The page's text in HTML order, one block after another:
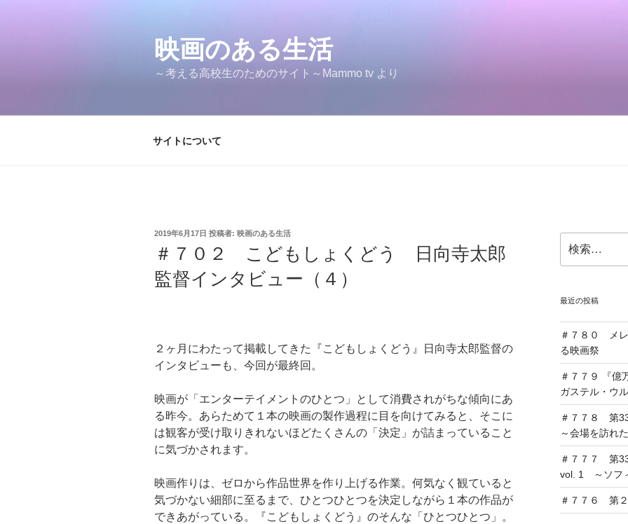
映画のある生活
～考える高校生のためのサイト～Mammo tv より
サイトについて
投
日:
2019年6月17日 投稿者: 映画のある生活
＃７０２ こどもしょくどう 日向寺太郎
監督インタビュー（４）
２ヶ月にわたって掲載してきた『こどもしょくどう』日向寺太郎監督の
インタビューも、今回が最終回。
映画が「エンターテイメントのひとつ」として消費されがちな傾向にあ
る昨今。あらためて１本の映画の製作過程に目を向けてみると、そこに
は観客が受け取りきれないほどたくさんの「決定」が詰まっていること
に気づかされます。
映画作りは、ゼロから作品世界を作り上げる作業。何気なく観ていると
気づかない細部に至るまで、ひとつひとつを決定しながら１本の作品が
できあがっている。『こどもしょくどう』のそんな「ひとつひとつ」。
索:
最近の投稿
＃７８０ メ
る映画祭
＃７７９ 『億
ガステル・ウ
＃７７８ 第
～会場を訪れ
＃７７７ 第
vol. 1 ～ソフ
＃７７６ 第